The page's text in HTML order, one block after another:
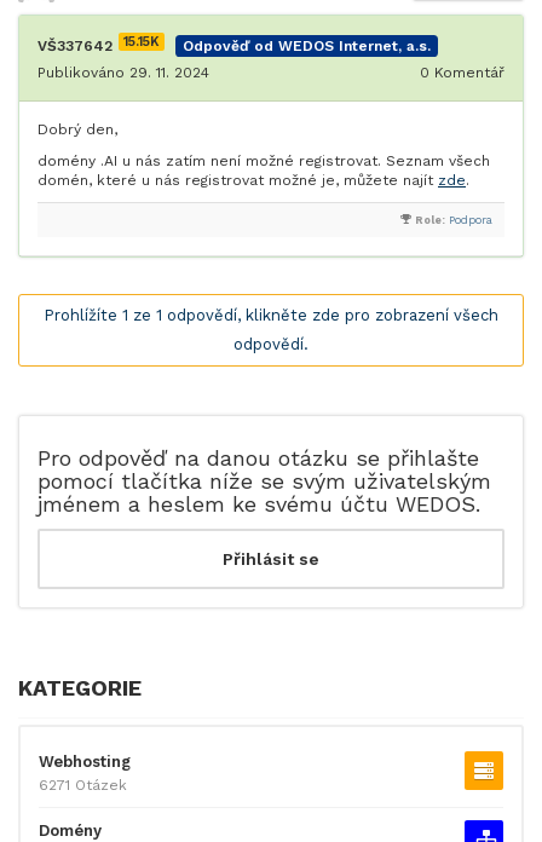
VŠ337642 15.15K
Odpověď od WEDOS Internet, a.s.
Publikováno 29. 11. 2024
0 Komentář
Dobrý den,
domény .AI u nás zatím není možné registrovat. Seznam všech
domén, které u nás registrovat možné je, můžete najít zde.
Role: Podpora
Prohlížíte 1 ze 1 odpovědí, klikněte zde pro zobrazení všech
odpovědí.
Pro odpověď na danou otázku se přihlašte
pomocí tlačítka níže se svým uživatelským
jménem a heslem ke svému účtu WEDOS.
KATEGORIE
Webhosting
6271 Otázek
Domény